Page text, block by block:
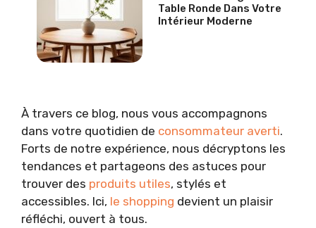
Table Ronde Dans Votre
Intérieur Moderne
À travers ce blog, nous vous accompagnons
dans votre quotidien de consommateur averti.
Forts de notre expérience, nous décryptons les
tendances et partageons des astuces pour
trouver des produits utiles, stylés et
accessibles. Ici, le shopping devient un plaisir
réfléchi, ouvert à tous.